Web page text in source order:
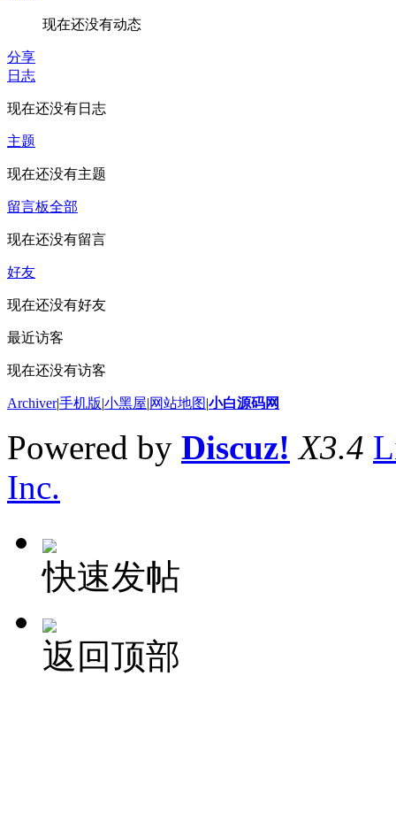
现在还没有动态
分享
日志
现在还没有日志
主题
现在还没有主题
留言板全部
现在还没有留言
好友
现在还没有好友
最近访客
现在还没有访客
Archiver|手机版|小黑屋|网站地图|小白源码网
Powered by Discuz! X3.4
Inc.
快速发帖
返回顶部